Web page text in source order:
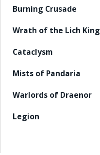
Burning Crusade
Wrath of the Lich King
Cataclysm
Mists of Pandaria
Warlords of Draenor
Legion